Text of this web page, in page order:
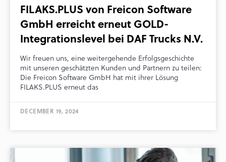
FILAKS.PLUS von Freicon Software
GmbH erreicht erneut GOLD-
Integrationslevel bei DAF Trucks N.V.
Wir freuen uns, eine weitergehende Erfolgsgeschichte
mit unseren geschätzten Kunden und Partnern zu teilen:
Die Freicon Software GmbH hat mit ihrer Lösung
FILAKS.PLUS erneut das
DECEMBER 19, 2024